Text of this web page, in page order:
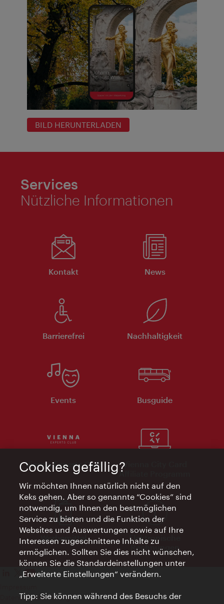
BILD HERUNTERLADEN
Services
Nützliche Informationen
Kontakt News
Barrierefrei Nachhaltigkeit
Events Busguide
Vienna Experts Club
Vienna City Card
Affiliate Programm
Werbemittel
Elektronische
Rechnungen
Datenschutzerklärung
Cookies gefällig?
Wir möchten Ihnen natürlich nicht auf den
Keks gehen. Aber so genannte “Cookies” sind
notwendig, um Ihnen den bestmöglichen
Service zu bieten und die Funktion der
Websites und Auswertungen sowie auf Ihre
Interessen zugeschnittene Inhalte zu
ermöglichen. Sollten Sie dies nicht wünschen,
können Sie die Standardeinstellungen unter
„Erweiterte Einstellungen“ verändern.
Tipp: Sie können während des Besuchs der